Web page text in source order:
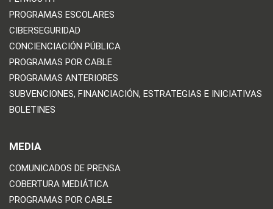
PROGRAMAS ESCOLARES
CIBERSEGURIDAD
CONCIENCIACIÓN PÚBLICA
PROGRAMAS POR CABLE
PROGRAMAS ANTERIORES
SUBVENCIONES, FINANCIACIÓN, ESTRATEGIAS E INICIATIVAS
BOLETINES
MEDIA
COMUNICADOS DE PRENSA
COBERTURA MEDIÁTICA
PROGRAMAS POR CABLE